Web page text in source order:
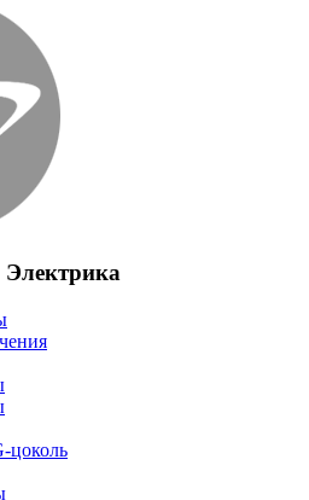
Электрика
цоколь